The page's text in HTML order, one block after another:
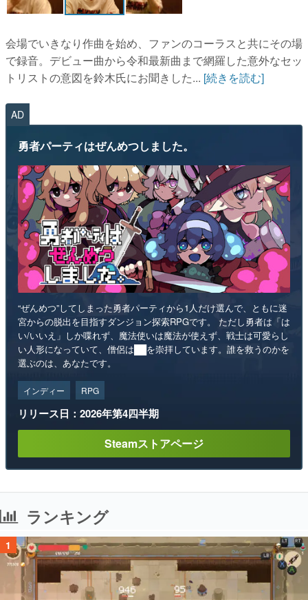
会場でいきなり作曲を始め、ファンのコーラスと共にその場
で録音。デビュー曲から令和最新曲まで網羅した意外なセッ
トリストの意図を鈴木氏にお聞きした... [続きを読む]
AD
勇者パーティはぜんめつしました。
“ぜんめつ”してしまった勇者パーティから1人だけ選んで、ともに迷
宮からの脱出を目指すダンジョン探索RPGです。 ただし勇者は「は
い/いいえ」しか喋れず、魔法使いは魔法が使えず、戦士は可愛らし
い人形になっていて、僧侶は██を崇拝しています。誰を救うのかを
選ぶのは、あなたです。
インディー RPG
リリース日：2026年第4四半期
Steamストアページ
ランキング
1